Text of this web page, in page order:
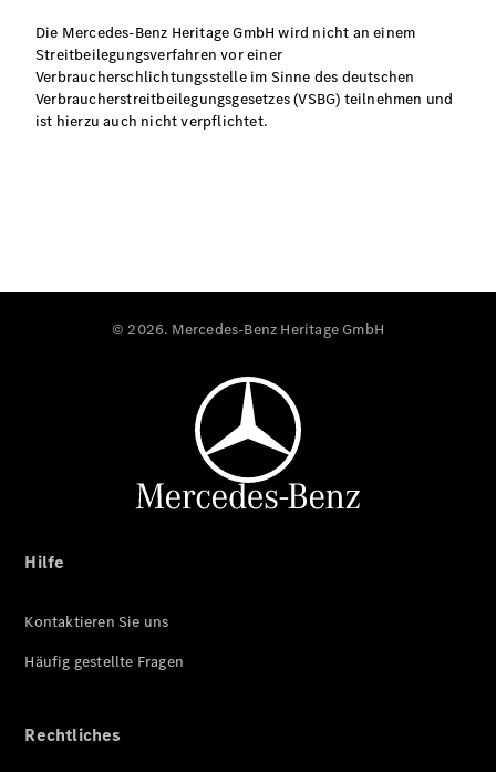
Die Mercedes-Benz Heritage GmbH wird nicht an einem
Streitbeilegungsverfahren vor einer
Verbraucherschlichtungsstelle im Sinne des deutschen
Verbraucherstreitbeilegungsgesetzes (VSBG) teilnehmen und
ist hierzu auch nicht verpflichtet.
© 2026. Mercedes-Benz Heritage GmbH
Hilfe
Kontaktieren Sie uns
Häufig gestellte Fragen
Rechtliches